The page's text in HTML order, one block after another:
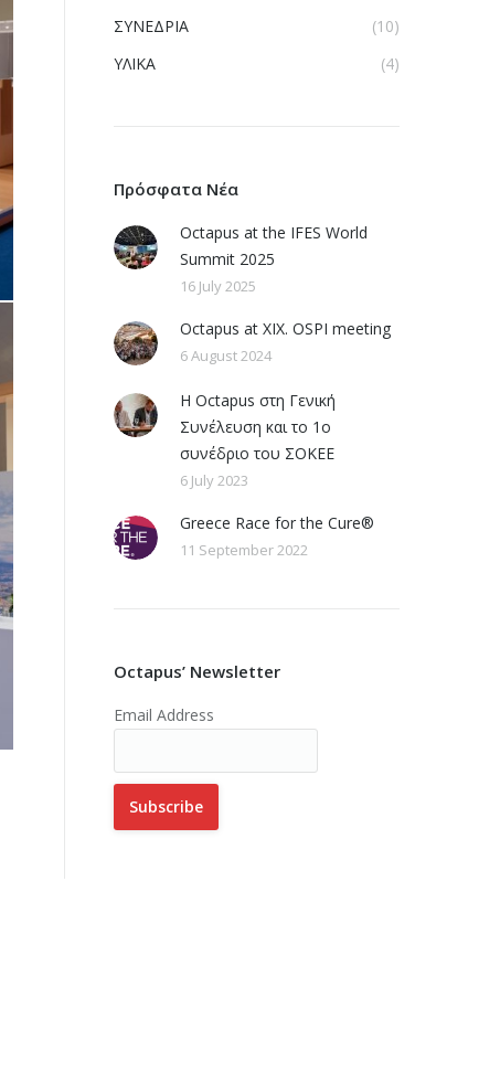
ΣΥΝΕΔΡΙΑ
(10)
ΥΛΙΚΑ
(4)
Πρόσφατα Νέα
Octapus at the IFES World
Summit 2025
16 July 2025
Octapus at XIX. OSPI meeting
6 August 2024
Η Octapus στη Γενική
Συνέλευση και το 1ο
συνέδριο του ΣΟΚΕΕ
6 July 2023
Greece Race for the Cure®
11 September 2022
Octapus’ Newsletter
Email Address